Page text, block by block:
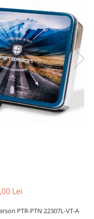
Lei
PTR-PTN 22307L-VT-A